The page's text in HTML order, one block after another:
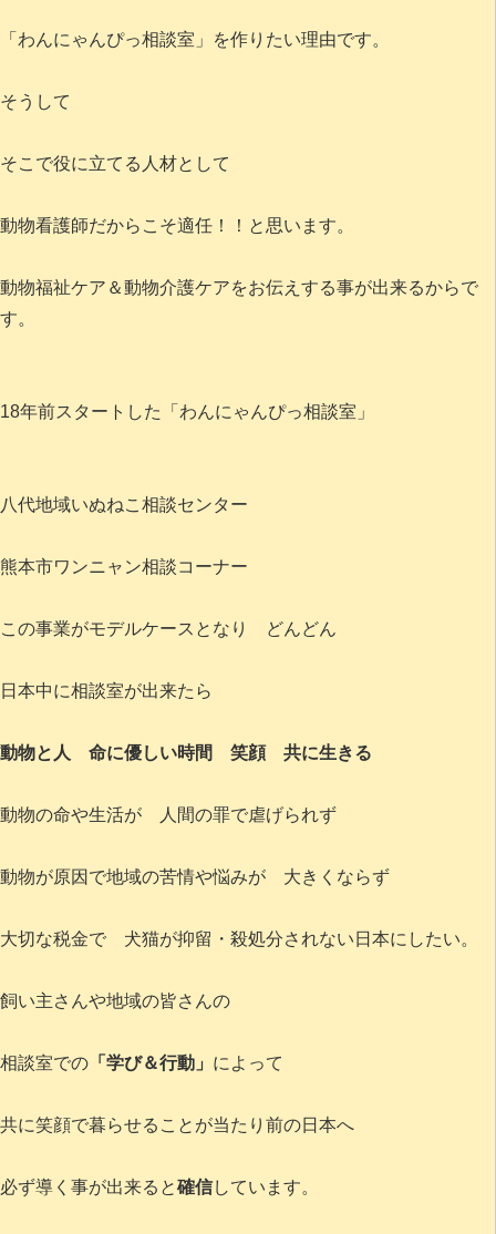
「わんにゃんぴっ相談室」を作りたい理由です。
そうして
そこで役に立てる人材として
動物看護師だからこそ適任！！と思います。
動物福祉ケア＆動物介護ケアをお伝えする事が出来るからで
す。
18年前スタートした「わんにゃんぴっ相談室」
八代地域いぬねこ相談センター
熊本市ワンニャン相談コーナー
この事業がモデルケースとなり どんどん
日本中に相談室が出来たら
動物と人 命に優しい時間 笑顔 共に生きる
動物の命や生活が 人間の罪で虐げられず
動物が原因で地域の苦情や悩みが 大きくならず
大切な税金で 犬猫が抑留・殺処分されない日本にしたい。
飼い主さんや地域の皆さんの
相談室での 「学び＆行動」 によって
共に笑顔で暮らせることが当たり前の日本へ
必ず導く事が出来ると確信しています。